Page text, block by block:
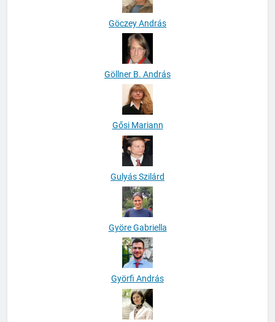
Göczey András
Göllner B. András
Gősi Mariann
Gulyás Szilárd
Györe Gabriella
Györfi András